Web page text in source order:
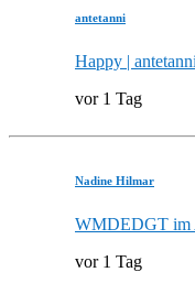
antetanni
Happy |
vor 1 Tag
Nadine Hilmar
WMDEDGT im
vor 1 Tag